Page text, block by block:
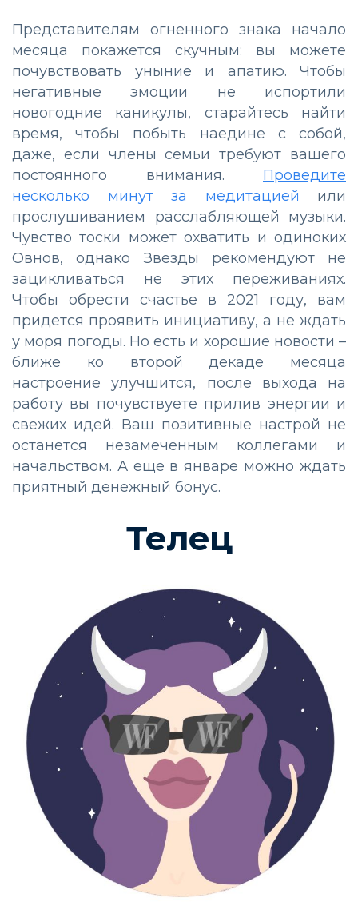
Представителям огненного знака начало
месяца покажется скучным: вы можете
почувствовать уныние и апатию. Чтобы
негативные эмоции не испортили
новогодние каникулы, старайтесь найти
время, чтобы побыть наедине с собой,
даже, если члены семьи требуют вашего
постоянного внимания. Проведите
несколько минут за медитацией или
прослушиванием расслабляющей музыки.
Чувство тоски может охватить и одиноких
Овнов, однако Звезды рекомендуют не
зацикливаться не этих переживаниях.
Чтобы обрести счастье в 2021 году, вам
придется проявить инициативу, а не ждать
у моря погоды. Но есть и хорошие новости –
ближе ко второй декаде месяца
настроение улучшится, после выхода на
работу вы почувствуете прилив энергии и
свежих идей. Ваш позитивные настрой не
останется незамеченным коллегами и
начальством. А еще в январе можно ждать
приятный денежный бонус.
Телец